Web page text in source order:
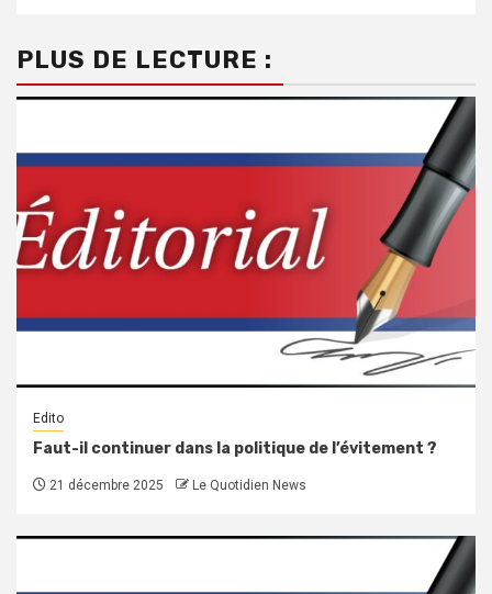
PLUS DE LECTURE :
Edito
Faut-il continuer dans la politique de l’évitement ?
21 décembre 2025 Le Quotidien News